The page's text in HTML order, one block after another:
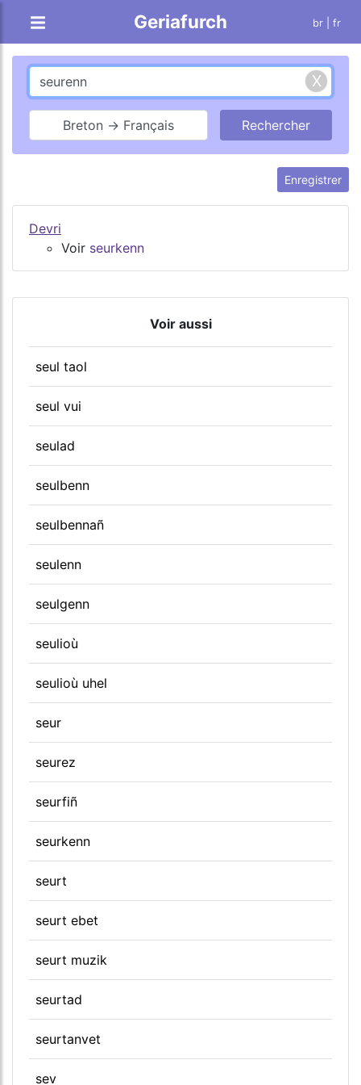
Geriafurch br | fr
Breton → Français
Enregistrer
Devri
Voir seurkenn
Voir aussi
seul taol
seul vui
seulad
seulbenn
seulbennañ
seulenn
seulgenn
seulioù
seulioù uhel
seur
seurez
seurfiñ
seurkenn
seurt
seurt ebet
seurt muzik
seurtad
seurtanvet
sev